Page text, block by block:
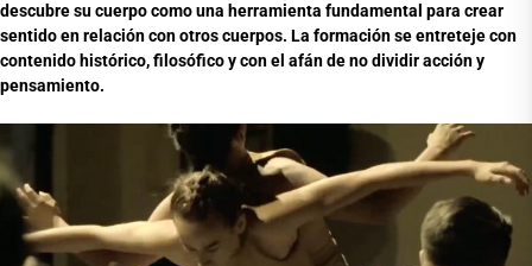
descubre su cuerpo como una herramienta fundamental para crear
sentido en relación con otros cuerpos. La formación se entreteje con
contenido histórico, filosófico y con el afán de no dividir acción y
pensamiento.